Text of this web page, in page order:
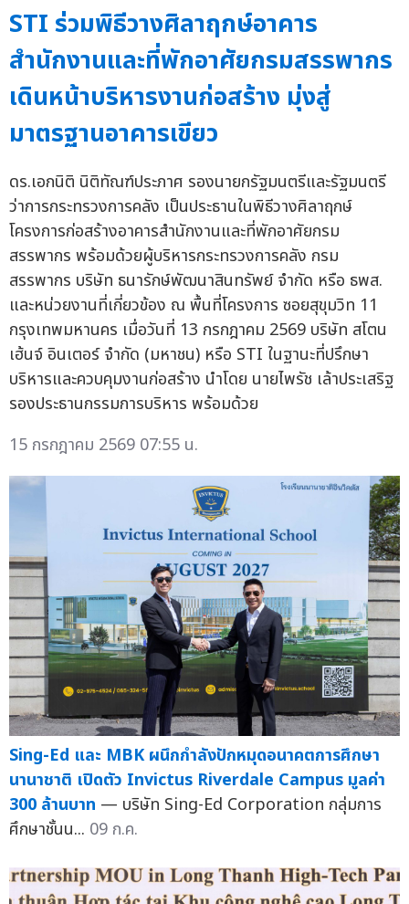
STI ร่วมพิธีวางศิลาฤกษ์อาคาร
สำนักงานและที่พักอาศัยกรมสรรพากร
เดินหน้าบริหารงานก่อสร้าง มุ่งสู่
มาตรฐานอาคารเขียว
ดร.เอกนิติ นิติทัณฑ์ประภาศ รองนายกรัฐมนตรีและรัฐมนตรี
ว่าการกระทรวงการคลัง เป็นประธานในพิธีวางศิลาฤกษ์
โครงการก่อสร้างอาคารสำนักงานและที่พักอาศัยกรม
สรรพากร พร้อมด้วยผู้บริหารกระทรวงการคลัง กรม
สรรพากร บริษัท ธนารักษ์พัฒนาสินทรัพย์ จำกัด หรือ ธพส.
และหน่วยงานที่เกี่ยวข้อง ณ พื้นที่โครงการ ซอยสุขุมวิท 11
กรุงเทพมหานคร เมื่อวันที่ 13 กรกฎาคม 2569 บริษัท สโตน
เฮ้นจ์ อินเตอร์ จำกัด (มหาชน) หรือ STI ในฐานะที่ปรึกษา
บริหารและควบคุมงานก่อสร้าง นำโดย นายไพรัช เล้าประเสริฐ
รองประธานกรรมการบริหาร พร้อมด้วย
15 กรกฎาคม 2569 07:55 น.
Sing-Ed และ MBK ผนึกกำลังปักหมุดอนาคตการศึกษา
นานาชาติ เปิดตัว Invictus Riverdale Campus มูลค่า
300 ล้านบาท — บริษัท Sing-Ed Corporation กลุ่มการ
ศึกษาชั้นน... 09 ก.ค.